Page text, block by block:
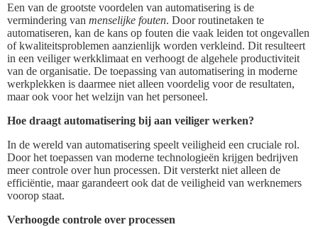
Een van de grootste voordelen van automatisering is de
vermindering van menselijke fouten. Door routinetaken te
automatiseren, kan de kans op fouten die vaak leiden tot ongevallen
of kwaliteitsproblemen aanzienlijk worden verkleind. Dit resulteert
in een veiliger werkklimaat en verhoogt de algehele productiviteit
van de organisatie. De toepassing van automatisering in moderne
werkplekken is daarmee niet alleen voordelig voor de resultaten,
maar ook voor het welzijn van het personeel.
Hoe draagt automatisering bij aan veiliger werken?
In de wereld van automatisering speelt veiligheid een cruciale rol.
Door het toepassen van moderne technologieën krijgen bedrijven
meer controle over hun processen. Dit versterkt niet alleen de
efficiëntie, maar garandeert ook dat de veiligheid van werknemers
voorop staat.
Verhoogde controle over processen